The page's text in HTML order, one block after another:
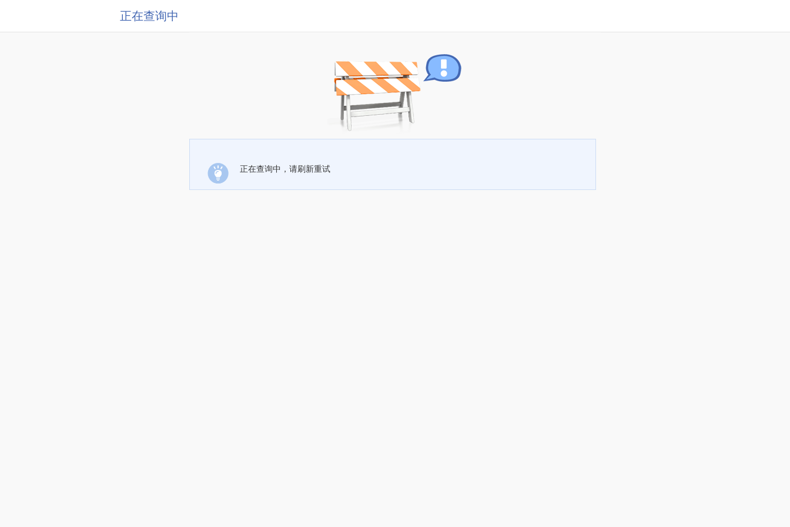
正在查询中
正在查询中，请刷新重试